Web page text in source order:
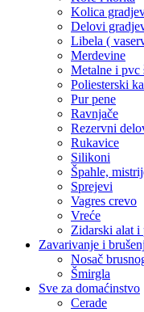
Kolica
Delovi
Libela (
Merdevine
Metalne i pvc
Poliesterski
Pur pene
Ravnjače
Rezervni
Rukavice
Silikoni
Špahle,
Sprejevi
Vagres crevo
Vreće
Zidarski alat i
Zavarivanje i
Nosač
Šmirgla
Sve za domaćinstvo
Cerade